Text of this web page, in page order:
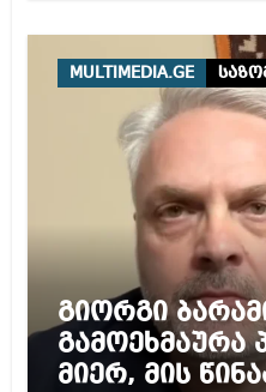
MULTIMEDIA.GE
გიორგი
გამოეხმაურა
მიერ, მის